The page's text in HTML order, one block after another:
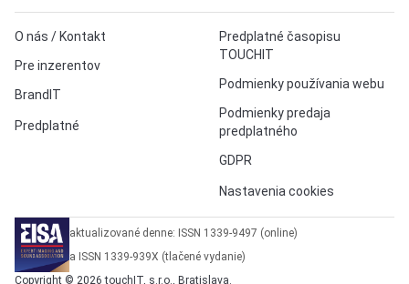
O nás / Kontakt
Pre inzerentov
BrandIT
Predplatné
Predplatné časopisu
TOUCHIT
Podmienky používania webu
Podmienky predaja
predplatného
GDPR
Nastavenia cookies
aktualizované denne: ISSN 1339-9497 (online)
a ISSN 1339-939X (tlačené vydanie)
Copyright © 2026 touchIT, s.r.o., Bratislava.